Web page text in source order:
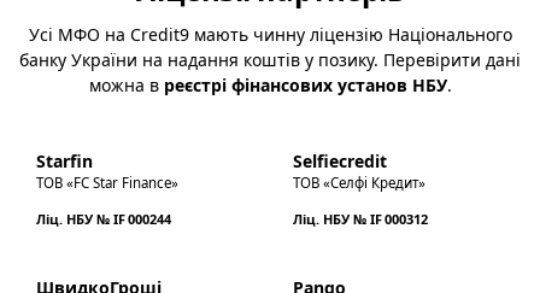
Усі МФО на Credit9 мають чинну ліцензію Національного
банку України на надання коштів у позику. Перевірити дані
можна в реєстрі фінансових установ НБУ.
Starfin
ТОВ «FC Star Finance»
Ліц. НБУ № IF 000244
Selfiecredit
ТОВ «Селфі Кредит»
Ліц. НБУ № IF 000312
ШвидкоГроші Pango